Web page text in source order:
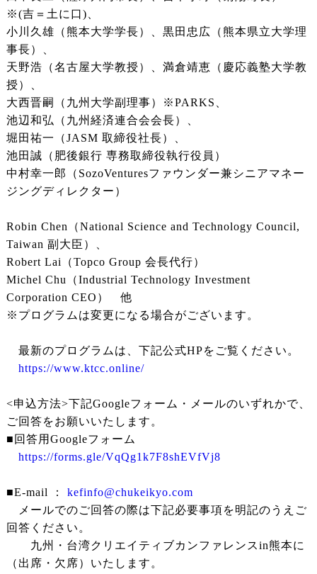
※(吉＝土に口)、
小川久雄（熊本大学学長）、黒田忠広（熊本県立大学理
事長）、
天野浩（名古屋大学教授）、満倉靖恵（慶応義塾大学教
授）、
大西晋嗣（九州大学副理事）※PARKS、
池辺和弘（九州経済連合会会長）、
堀田祐一（JASM 取締役社長）、
池田誠（肥後銀行 専務取締役執行役員）
中村幸一郎（SozoVenturesファウンダー兼シニアマネー
ジングディレクター）
Robin Chen（National Science and Technology Council,
Taiwan 副大臣）、
Robert Lai（Topco Group 会長代行）
Michel Chu（Industrial Technology Investment
Corporation CEO） 他
※プログラムは変更になる場合がございます。
最新のプログラムは、下記公式HPをご覧ください。
https://www.ktcc.online/
<申込方法>下記Googleフォーム・メールのいずれかで、
ご回答をお願いいたします。
■回答用Googleフォーム
https://forms.gle/VqQg1k7F8shEVfVj8
■E-mail ： kefinfo@chukeikyo.com
メールでのご回答の際は下記必要事項を明記のうえご
回答ください。
九州・台湾クリエイティブカンファレンスin熊本に
（出席・欠席）いたします。